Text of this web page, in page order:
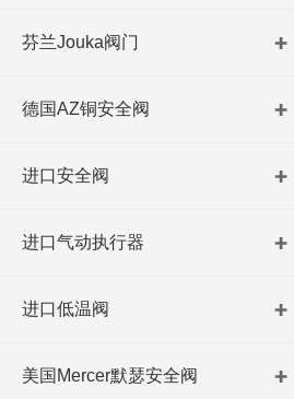
芬兰Jouka阀门
德国AZ铜安全阀
进口安全阀
进口气动执行器
进口低温阀
美国Mercer默瑟安全阀